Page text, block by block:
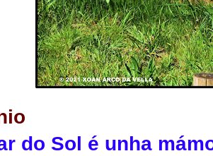
do Sol é unha